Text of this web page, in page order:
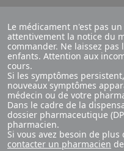
Le médicament n'est pas
attentivement la notice du
commander. Ne laissez
enfants. Attention aux
cours.
Si les symptômes
nouveaux symptômes
médecin ou de votre
Dans le cadre de la
dossier pharmaceutique
pharmacien.
Si vous avez besoin de
contacter un pharmacien